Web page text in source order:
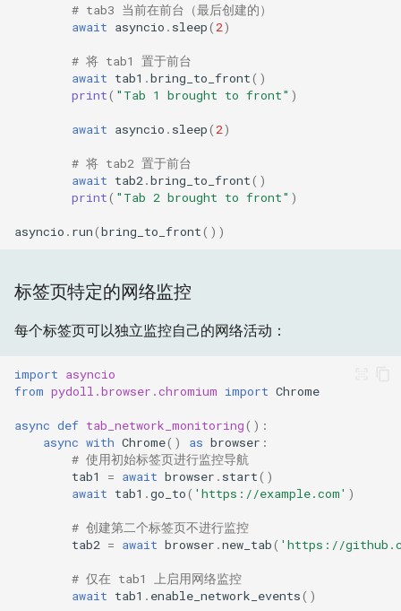
# tab3 当前在前台（最后创建的）
await asyncio . sleep(2)
# 将 tab1 置于前台
await tab1 .bring_to_front()
print( "Tab 1 brought to front" )
await asyncio . sleep(2)
# 将 tab2 置于前台
await tab2.bring_to_front()
print( "Tab 2 brought to front" )
asyncio . run(bring_to_front())
标签页特定的网络监控
每个标签页可以独立监控自己的网络活动：
import asyncio
from pydoll.browser.chromium import Chrome
async def tab_network_monitoring():
async with Chrome() as browser :
# 使用初始标签页进行监控导航
tab1
= await browser . start()
await tab1 .go_to( 'https://example.com' )
# 创建第二个标签页不进行监控
tab2 = await browser .new_tab( 'https://
# 仅在 tab1 上启用网络监控
await tab1 . enable_network_events()